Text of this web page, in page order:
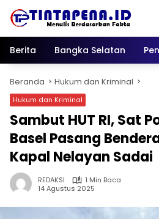
Berita
Bangka Selatan
Beranda Hukum dan Kriminal
Hukum dan Kriminal
Sambut HUT RI, Sat
Basel Pasang
Kapal Nelayan Sadai
REDAKSI
1 Min Baca
14 Agustus 2025